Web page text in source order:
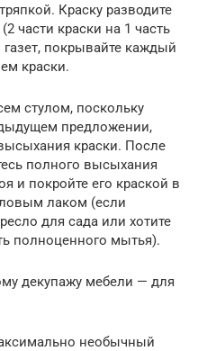
Краску разводите
части краски на 1 часть
покрывайте каждый
краски.
стулом, поскольку
предложении,
краски. После
полного высыхания
и покройте его краской в
лаком (если
для сада или хотите
полноценного мытья).
декупажу мебели — для
необычный